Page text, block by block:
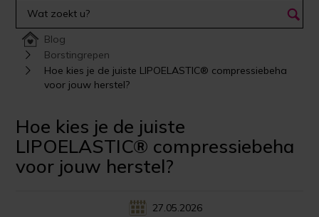
Blog
Borstingrepen
Hoe kies je de juiste LIPOELASTIC® compressiebeha
voor jouw herstel?
Hoe kies je de juiste
LIPOELASTIC® compressiebeha
voor jouw herstel?
27.05.2026